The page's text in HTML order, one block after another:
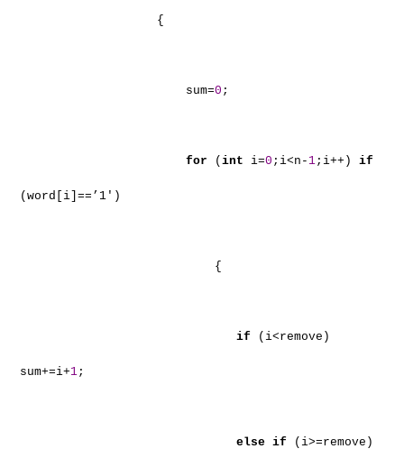
{
sum=0 ;
for ( int i=0 ;i<n- 1;i++) if
(word[i]==’1′)
{
if (i<remove)
sum+=i+1;
else if (i>=remove)